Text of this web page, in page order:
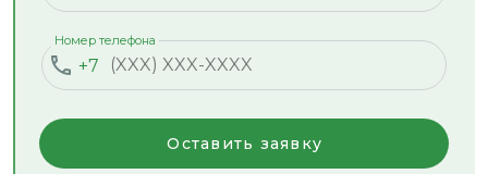
+7
Номер телефона
Оставить заявку